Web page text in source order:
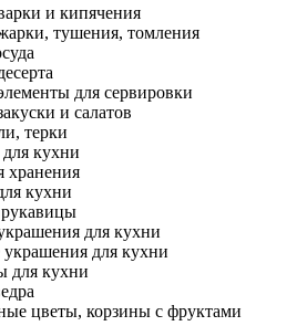
и кипячения
тушения, томления
для сервировки
и салатов
терки
кухни
хранения
кухни
для кухни
для кухни
для кухни
цветы, корзины с фруктами